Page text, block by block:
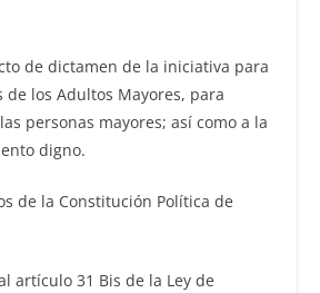
de dictamen de la iniciativa para
los Adultos Mayores, para
personas mayores; así como a la
digno.
de la Constitución Política de
artículo 31 Bis de la Ley de